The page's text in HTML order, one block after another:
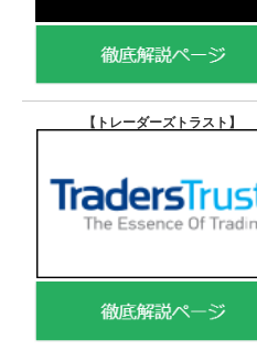
【トレーダーズトラスト 】